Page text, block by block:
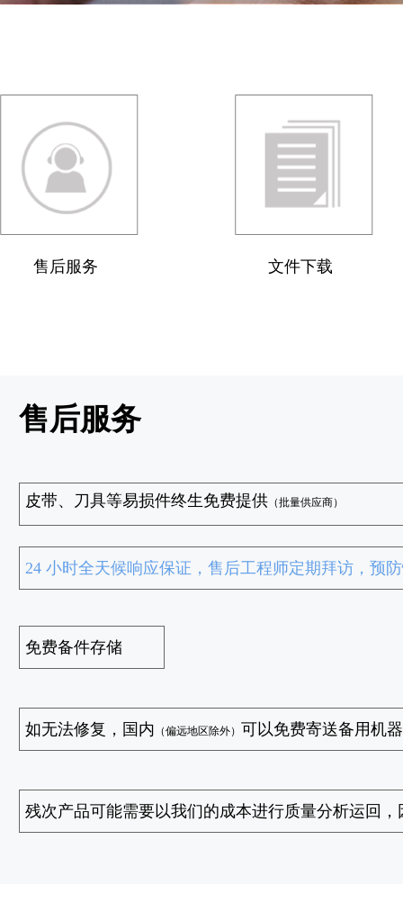
售后服务 文件下载
皮带、刀具等易损件终生免费提供 （批量供应商）
24 小时全天候响应保证，售后工程师定期拜访，预
免费备件存储
如无法修复，国内 （偏远地区除外） 可以免费寄送备用机器
残次产品可能需要以我们的成本进行质量分析运回，
售后服务